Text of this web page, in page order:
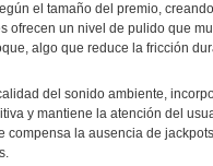
el tamaño del premio,
ofrecen un nivel de pulido que
algo que reduce la fricción
del sonido ambiente,
y mantiene la atención del
compensa la ausencia de